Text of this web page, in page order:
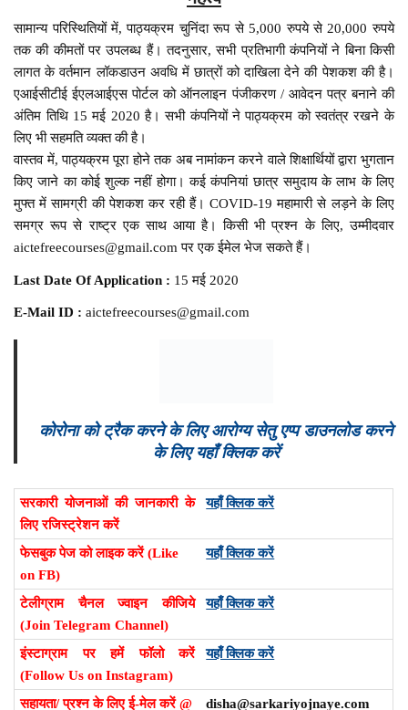
सामान्य परिस्थितियों में, पाठ्यक्रम चुनिंदा रूप से 5,000 रुपये से 20,000 रुपये
तक की कीमतों पर उपलब्ध हैं। तदनुसार, सभी प्रतिभागी कंपनियों ने बिना किसी
लागत के वर्तमान लॉकडाउन अवधि में छात्रों को दाखिला देने की पेशकश की है।
एआईसीटीई ईएलआईएस पोर्टल को ऑनलाइन पंजीकरण / आवेदन पत्र बनाने की
अंतिम तिथि 15 मई 2020 है। सभी कंपनियों ने पाठ्यक्रम को स्वतंत्र रखने के
लिए भी सहमति व्यक्त की है।
वास्तव में, पाठ्यक्रम पूरा होने तक अब नामांकन करने वाले शिक्षार्थियों द्वारा भुगतान
किए जाने का कोई शुल्क नहीं होगा। कई कंपनियां छात्र समुदाय के लाभ के लिए
मुफ्त में सामग्री की पेशकश कर रही हैं। COVID-19 महामारी से लड़ने के लिए
समग्र रूप से राष्ट्र एक साथ आया है। किसी भी प्रश्न के लिए, उम्मीदवार
aictefreecourses@gmail.com पर एक ईमेल भेज सकते हैं।
Last Date Of Application : 15 मई 2020
E-Mail ID : aictefreecourses@gmail.com
कोरोना को ट्रैक करने के लिए आरोग्य सेतु एप्प डाउनलोड करने
के लिए यहाँ क्लिक करें
सरकारी योजनाओं की जानकारी के
लिए रजिस्ट्रेशन करें
यहाँ क्लिक करें
फेसबुक पेज को लाइक करें (Like
on FB)
यहाँ क्लिक करें
टेलीग्राम चैनल ज्वाइन कीजिये
(Join Telegram Channel)
यहाँ क्लिक करें
इंस्टाग्राम पर हमें फॉलो करें
(Follow Us on Instagram)
यहाँ क्लिक करें
सहायता/ प्रश्न के लिए ई-मेल करें @ disha@sarkariyojnaye.com